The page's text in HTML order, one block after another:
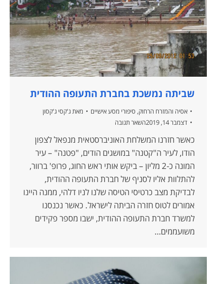
שביתה נמשכת בחברת התעופה ההודית
אסיה והמזרח הרחוק, סיפורי מסע אישיים מאת ג'קסי ג'קסון
דצמבר 14, 2019
השאר תגובה
כאשר חזרנו המשלחת האוניברסטאית מנפאל לצפון
הודו, לעיר ה"קטנה" במושגים הודים, "פטנה" – עיר
המונה כ-2 מליון – ביקש אותי ראש החוג, פרופ' ברוור,
להתלוות אליו לסניף של חברת התעופה ההודית,
לבדיקת מצב כרטיסי הטיסה שלנו לניו דלהי, ממנה היינו
אמורים לטוס חזרה הביתה לישראל. כאשר נכנסנו
למשרד חברת התעופה ההודית, ישבו מספר פקידים
משועממים…